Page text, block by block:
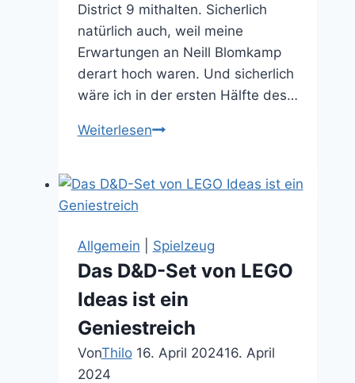
District 9 mithalten. Sicherlich
natürlich auch, weil meine
Erwartungen an Neill Blomkamp
derart hoch waren. Und sicherlich
wäre ich in der ersten Hälfte des…
WeiterlesenFilmkritik:
Den
ins
Auge
Allgemein Spielzeug
Das D&D-Set von LEGO
Ideas ist ein
Geniestreich
VonThilo 16. April 202416. April
2024